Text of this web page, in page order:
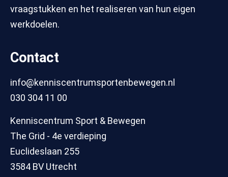
vraagstukken en het realiseren van hun eigen
werkdoelen.
Contact
info@kenniscentrumsportenbewegen.nl
030 304 11 00
Kenniscentrum Sport & Bewegen
The Grid - 4e verdieping
Euclideslaan 255
3584 BV Utrecht